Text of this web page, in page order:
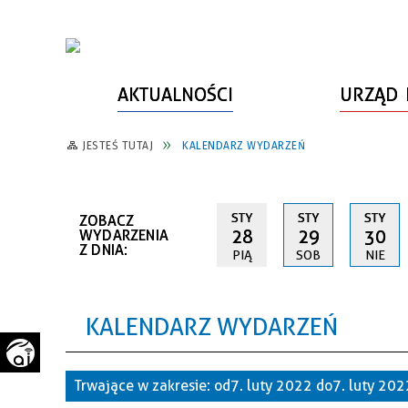
AKTUALNOŚCI URZĄD
WŁADZE MIASTA
URZĄD STANU CYWILNEGO
STRATEGIE, PLANY, PROGRAMY
FUNDUSZE ZEWNĘTRZNE
INFORMACJE O MIEŚCIE
PARTNERZY, NGO
JEDNOSTKI MIEJSKIE
INWESTYCJE MIEJSKIE
POWIATOWY LIDER
PRZEDSIĘBIORCZOŚCI
SPORT
SZLAKI TURYSTYCZNE
ZAŁATW SPRAWĘ
BEZPIECZEŃSTWO
ZWIERZĘTA W GMINIE
INFORMATOR
KOMUNIKACJA I TRANSPORT
JESTEŚ TUTAJ KALENDARZ WYDARZEŃ
ZOBACZ
WYDARZENIA
Z DNIA:
STY
28
PIĄ
STY
29
SOB
STY
30
NIE
KALENDARZ WYDARZEŃ
Trwające w zakresie: od 7. luty 2022 do 7. luty